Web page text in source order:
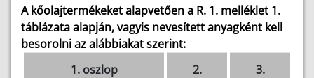
A kőolajtermékeket alapvetően a R. 1. melléklet 1.
táblázata alapján, vagyis nevesített anyagként kell
besorolni az alábbiakat szerint:
1. oszlop
2.
3.